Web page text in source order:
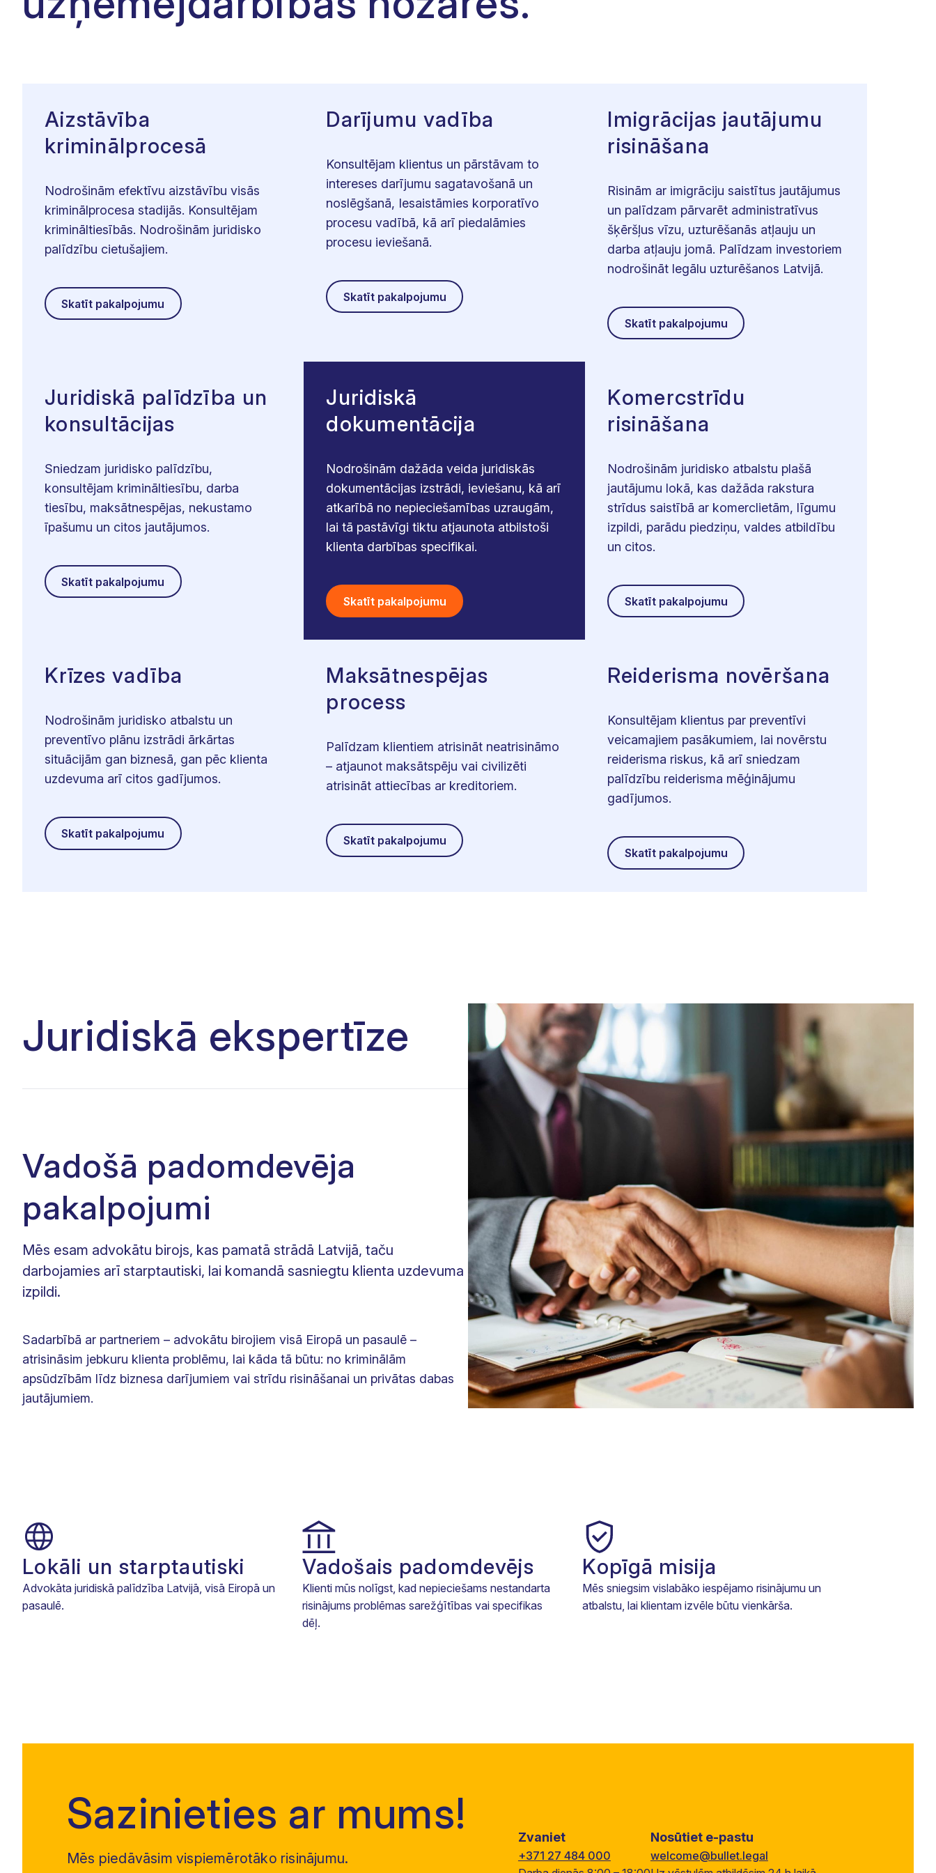
Aizstāvība
kriminālprocesā
Nodrošinām efektīvu aizstāvību visās
kriminālprocesa stadijās. Konsultējam
krimināltiesībās. Nodrošinām juridisko
palīdzību cietušajiem.
Skatīt pakalpojumu
Darījumu vadība
Konsultējam klientus un pārstāvam to
intereses darījumu sagatavošanā un
noslēgšanā, Iesaistāmies korporatīvo
procesu vadībā, kā arī piedalāmies
procesu ieviešanā.
Skatīt pakalpojumu
Imigrācijas jautājumu
risināšana
Risinām ar imigrāciju saistītus jautājumus
un palīdzam pārvarēt administratīvus
šķēršļus vīzu, uzturēšanās atļauju un
darba atļauju jomā. Palīdzam investoriem
nodrošināt legālu uzturēšanos Latvijā.
Skatīt pakalpojumu
Juridiskā palīdzība un
konsultācijas
Sniedzam juridisko palīdzību,
konsultējam krimināltiesību, darba
tiesību, maksātnespējas, nekustamo
īpašumu un citos jautājumos.
Skatīt pakalpojumu
Juridiskā
dokumentācija
Nodrošinām dažāda veida juridiskās
dokumentācijas izstrādi, ieviešanu, kā arī
atkarībā no nepieciešamības uzraugām,
lai tā pastāvīgi tiktu atjaunota atbilstoši
klienta darbības specifikai.
Skatīt pakalpojumu
Komercstrīdu
risināšana
Nodrošinām juridisko atbalstu plašā
jautājumu lokā, kas dažāda rakstura
strīdus saistībā ar komerclietām, līgumu
izpildi, parādu piedziņu, valdes atbildību
un citos.
Skatīt pakalpojumu
Krīzes vadība
Nodrošinām juridisko atbalstu un
preventīvo plānu izstrādi ārkārtas
situācijām gan biznesā, gan pēc klienta
uzdevuma arī citos gadījumos.
Skatīt pakalpojumu
Maksātnespējas
process
Palīdzam klientiem atrisināt neatrisināmo
– atjaunot maksātspēju vai civilizēti
atrisināt attiecības ar kreditoriem.
Skatīt pakalpojumu
Reiderisma novēršana
Konsultējam klientus par preventīvi
veicamajiem pasākumiem, lai novērstu
reiderisma riskus, kā arī sniedzam
palīdzību reiderisma mēģinājumu
gadījumos.
Skatīt pakalpojumu
Juridiskā ekspertīze
Vadošā padomdevēja
pakalpojumi
Mēs esam advokātu birojs, kas pamatā strādā Latvijā, taču
darbojamies arī starptautiski, lai komandā sasniegtu klienta uzdevuma
izpildi.
Sadarbībā ar partneriem – advokātu birojiem visā Eiropā un pasaulē –
atrisināsim jebkuru klienta problēmu, lai kāda tā būtu: no kriminālām
apsūdzībām līdz biznesa darījumiem vai strīdu risināšanai un privātas dabas
jautājumiem.
Lokāli un starptautiski
Advokāta juridiskā palīdzība Latvijā, visā Eiropā un
pasaulē.
Vadošais padomdevējs
Klienti mūs nolīgst, kad nepieciešams nestandarta
risinājums problēmas sarežģītības vai specifikas
dēļ.
Kopīgā misija
Mēs sniegsim vislabāko iespējamo risinājumu un
atbalstu, lai klientam izvēle būtu vienkārša.
Sazinieties ar mums!
Mēs piedāvāsim vispiemērotāko risinājumu.
Zvaniet
+371 27 484 000
Nosūtiet e-pastu
welcome@bullet.legal